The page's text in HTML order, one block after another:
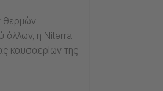
θερμών
άλλων, η Niterra
καυσαερίων της